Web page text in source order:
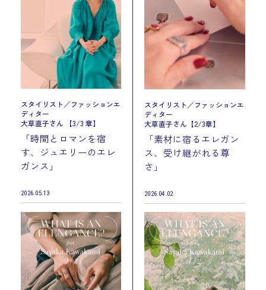
スタイリスト／ファッションエ
ディター
大草直子さん 【3/3 章】
「時間とロマンを宿
す、ジュエリーのエレ
ガンス」
2026.05.13
スタイリスト／ファッションエ
ディター
大草直子さん【2/3章】
「素材に宿るエレガン
ス、受け継がれる尊
さ」
2026.04.02